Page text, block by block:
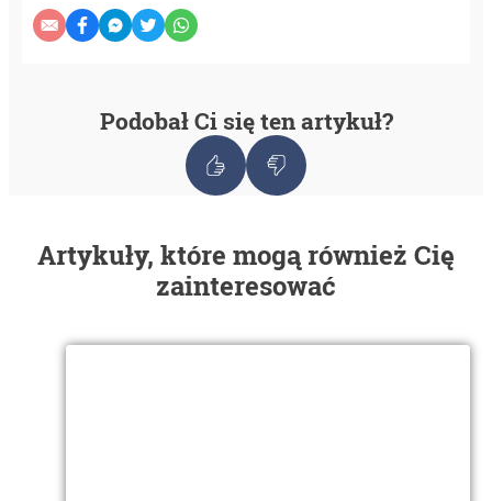
Podobał Ci się ten artykuł?
Artykuły, które mogą również Cię
zainteresować